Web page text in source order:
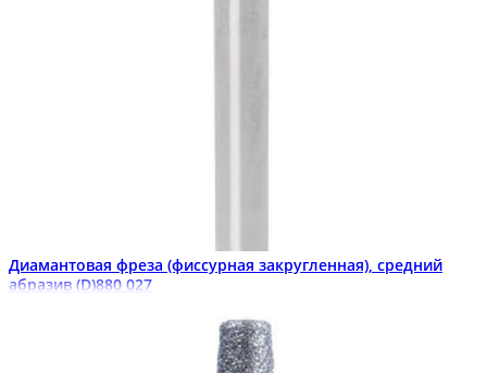
Диамантовая фреза (фиссурная закругленная), средний
абразив (D)880 027